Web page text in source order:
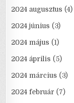
2024 augusztus (4)
2024 június (3)
2024 május (1)
2024 április (5)
2024 március (3)
2024 február (7)